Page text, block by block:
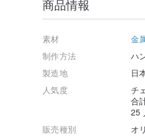
「in a gift box」を選択し
箱に入れてラッピングし
一緒に箱に入れる事が出
出来ません。
ご了承ください。
・サイズ変更をご希望の方
写真のモデルの手首周り
手首周り15センチから
ご採寸の上、メッセージ
また、サイズによっては
商品情報
素材
金
制作方法
ハ
製造地
日
人気度
チ
合
25
販売種別
オ